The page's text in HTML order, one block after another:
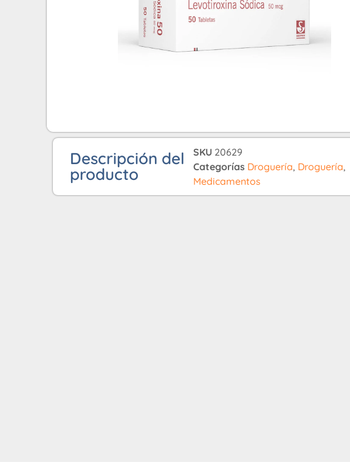
Descripción del
producto
SKU 20629
Categorías Droguería, Droguería,
Medicamentos